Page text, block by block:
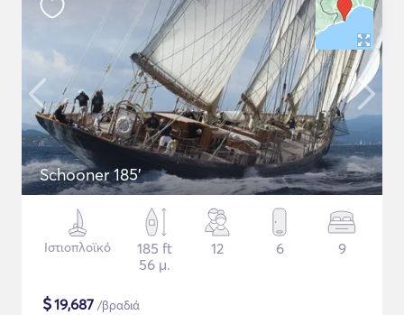
Schooner 185'
Ιστιοπλοϊκό
185 ft
56 μ.
12 6 9
$19,687 /βραδιά